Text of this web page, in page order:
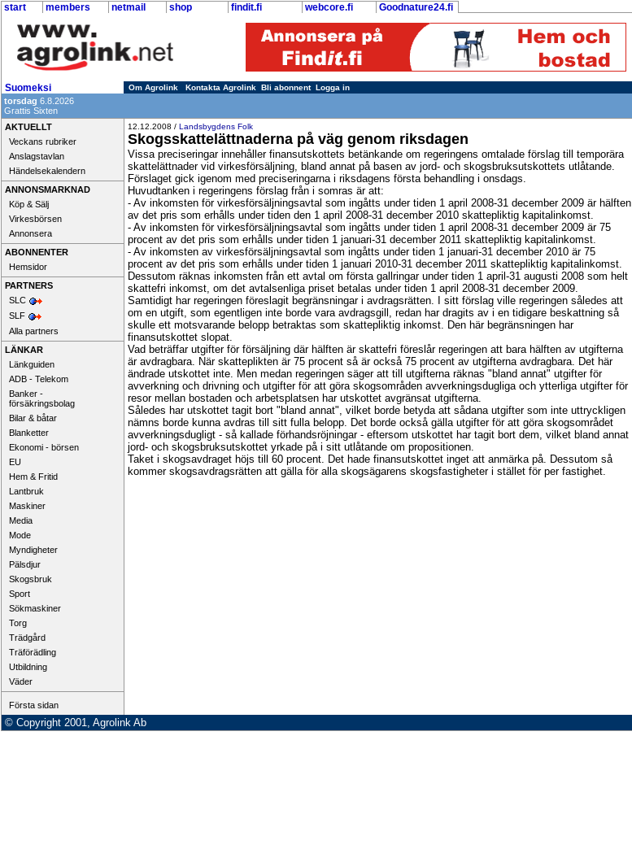
start members netmail shop findit.fi webcore.fi Goodnature24.fi
Suomeksi Om Agrolink Kontakta Agrolink Bli abonnent Logga in
torsdag 6.8.2026
Grattis Sixten
AKTUELLT
Veckans rubriker
Anslagstavlan
Händelsekalendern
ANNONSMARKNAD
Köp & Sälj
Virkesbörsen
Annonsera
ABONNENTER
Hemsidor
PARTNERS
SLC
SLF
Alla partners
LÄNKAR
Länkguiden
ADB - Telekom
Banker -
försäkringsbolag
Bilar & båtar
Blanketter
Ekonomi - börsen
EU
Hem & Fritid
Lantbruk
Maskiner
Media
Mode
Myndigheter
Pälsdjur
Skogsbruk
Sport
Sökmaskiner
Torg
Trädgård
Träförädling
Utbildning
Väder
Första sidan
12.12.2008 / Landsbygdens Folk
Skogsskattelättnaderna på väg genom riksdagen
Vissa preciseringar innehåller finansutskottets betänkande om regeringens omtalade förslag till temporära
skattelättnader vid virkesförsäljning, bland annat på basen av jord- och skogsbruksutskottets utlåtande.
Förslaget gick igenom med preciseringarna i riksdagens första behandling i onsdags.
Huvudtanken i regeringens förslag från i somras är att:
- Av inkomsten för virkesförsäljningsavtal som ingåtts under tiden 1 april 2008-31 december 2009 är hälften
av det pris som erhålls under tiden den 1 april 2008-31 december 2010 skattepliktig kapitalinkomst.
- Av inkomsten för virkesförsäljningsavtal som ingåtts under tiden 1 april 2008-31 december 2009 är 75
procent av det pris som erhålls under tiden 1 januari-31 december 2011 skattepliktig kapitalinkomst.
- Av inkomsten av virkesförsäljningsavtal som ingåtts under tiden 1 januari-31 december 2010 är 75
procent av det pris som erhålls under tiden 1 januari 2010-31 december 2011 skattepliktig kapitalinkomst.
Dessutom räknas inkomsten från ett avtal om första gallringar under tiden 1 april-31 augusti 2008 som helt
skattefri inkomst, om det avtalsenliga priset betalas under tiden 1 april 2008-31 december 2009.
Samtidigt har regeringen föreslagit begränsningar i avdragsrätten. I sitt förslag ville regeringen således att
om en utgift, som egentligen inte borde vara avdragsgill, redan har dragits av i en tidigare beskattning så
skulle ett motsvarande belopp betraktas som skattepliktig inkomst. Den här begränsningen har
finansutskottet slopat.
Vad beträffar utgifter för försäljning där hälften är skattefri föreslår regeringen att bara hälften av utgifterna
är avdragbara. När skatteplikten är 75 procent så är också 75 procent av utgifterna avdragbara. Det här
ändrade utskottet inte. Men medan regeringen säger att till utgifterna räknas "bland annat" utgifter för
avverkning och drivning och utgifter för att göra skogsområden avverkningsdugliga och ytterliga utgifter för
resor mellan bostaden och arbetsplatsen har utskottet avgränsat utgifterna.
Således har utskottet tagit bort "bland annat", vilket borde betyda att sådana utgifter som inte uttryckligen
nämns borde kunna avdras till sitt fulla belopp. Det borde också gälla utgifter för att göra skogsområdet
avverkningsdugligt - så kallade förhandsröjningar - eftersom utskottet har tagit bort dem, vilket bland annat
jord- och skogsbruksutskottet yrkade på i sitt utlåtande om propositionen.
Taket i skogsavdraget höjs till 60 procent. Det hade finansutskottet inget att anmärka på. Dessutom så
kommer skogsavdragsrätten att gälla för alla skogsägarens skogsfastigheter i stället för per fastighet.
© Copyright 2001, Agrolink Ab